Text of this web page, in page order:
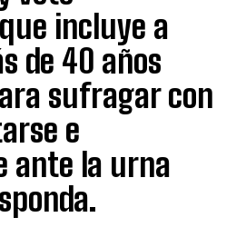
incluye a
de 40 años
sufragar con
e
ante la urna